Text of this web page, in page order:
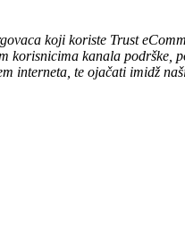
koji koriste Trust
kanala
interneta, te ojačati imidž